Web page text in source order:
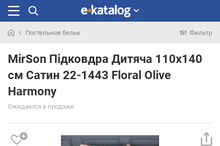
раньше
Постельное белье Фильтр
MirSon Підковдра Дитяча 110х140
см Сатин 22-1443 Floral Olive
Harmony
Ожидается в продаже